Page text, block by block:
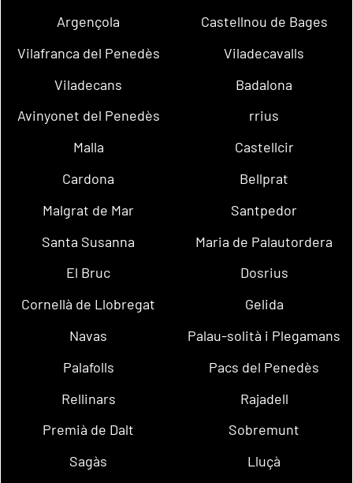
Argençola
Castellnou de Bages
Vilafranca del Penedès
Viladecavalls
Viladecans
Badalona
Avinyonet del Penedès
rrius
Malla
Castellcir
Cardona
Bellprat
Malgrat de Mar
Santpedor
Santa Susanna
Maria de Palautordera
El Bruc
Dosrius
Cornellà de Llobregat
Gelida
Navas
Palau-solità i Plegamans
Palafolls
Pacs del Penedès
Rellinars
Rajadell
Premià de Dalt
Sobremunt
Sagàs
Lluçà